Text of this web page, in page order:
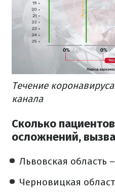
Течение
канала
Сколько
осложнений,
Львовская область
Черновицкая